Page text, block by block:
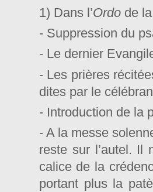
1) Dans l’Ordode la
- Suppression du
- Le dernier
- Les prières
dites par le
- Introduction de la
- A la messe
reste sur l’autel. Il
calice de la
portant plus la